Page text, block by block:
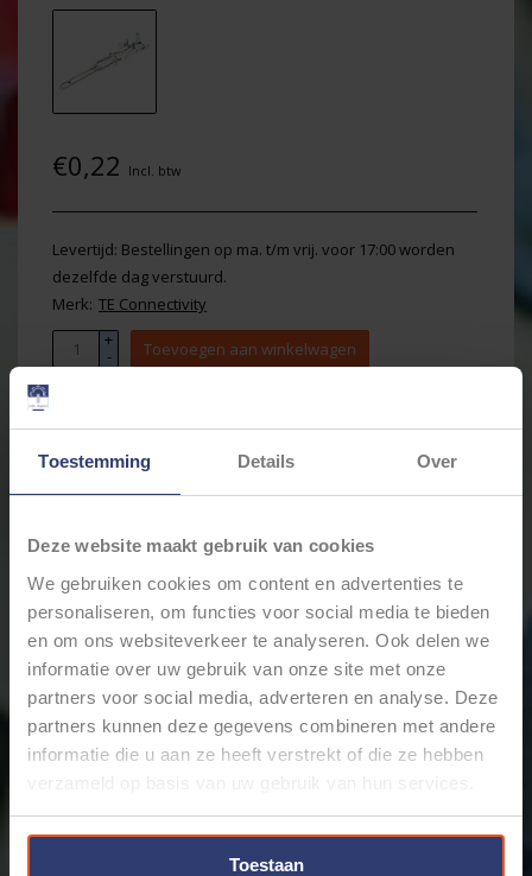
Toestemming Details Over
Deze website maakt gebruik van cookies
We gebruiken cookies om content en advertenties te
personaliseren, om functies voor social media te bieden
en om ons websiteverkeer te analyseren. Ook delen we
informatie over uw gebruik van onze site met onze
partners voor social media, adverteren en analyse. Deze
partners kunnen deze gegevens combineren met andere
informatie die u aan ze heeft verstrekt of die ze hebben
verzameld op basis van uw gebruik van hun services.
Toestaan
€0,22 Incl. btw
Levertijd: Bestellingen op ma. t/m vrij. voor 17:00 worden
dezelfde dag verstuurd.
Merk: TE Connectivity
+
- Toevoegen aan winkelwagen
Email ons over dit product
Afdrukken
Informatie Reviews (0)
Artikelnummer: 1060-20-0122
Voorraad:
155
TE Connectivity Deutsch Serie contact / terminal -
Pin (man) - PN: 1060-20-0122 voor draden van 0,35
t/m 1,5mm2 (22-16AWG)Geschikt voor Deutsch DTM
en Deutsch DRC housing/connector
serie connectoren / Housings. "Open-barrel"
uitvoering voor draden van 0,35 t/m 1,5 mm2